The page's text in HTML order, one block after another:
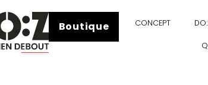
Boutique CONCEPT